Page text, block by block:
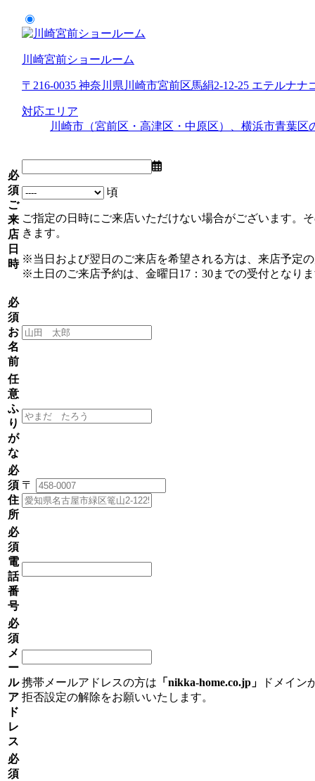
川崎宮前ショールーム
〒216-0035 神奈川県川崎市宮前区馬絹2-12-25 エテルナナ
対応エリア
川崎市（宮前区・高津区・中原区）、横浜市青葉区
必
須
ご
来
店
日
時
頃
ご指定の日時にご来店いただけない場合がございます。
きます。
※当日および翌日のご来店を希望される方は、来店予定
※土日のご来店予約は、金曜日17：30までの受付となり
必
須
お
名
前
任
意
ふ
り
が
な
必
須
住
所
〒
必
須
電
話
番
号
必
須
メ
ー
ル
ア
ド
レ
ス
携帯メールアドレスの方は 「nikka-home.co.jp」
ドメイン
拒否設定の解除をお願いいたします。
必
須